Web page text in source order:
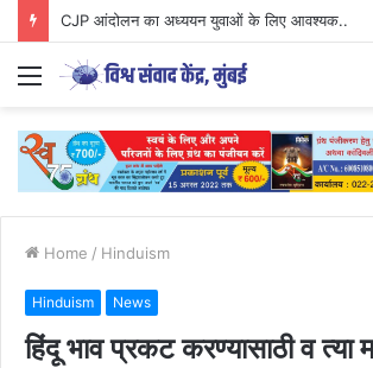
CJP आंदोलन का अध्ययन युवाओं के लिए आवश्यक..
Menu
Home / Hinduism
Hinduism News
हिंदू भाव प्रकट करण्यासाठी व त्या